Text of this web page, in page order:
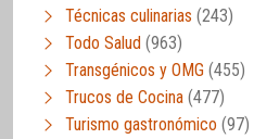
Técnicas culinarias (243)
Todo Salud (963)
Transgénicos y OMG (455)
Trucos de Cocina (477)
Turismo gastronómico (97)